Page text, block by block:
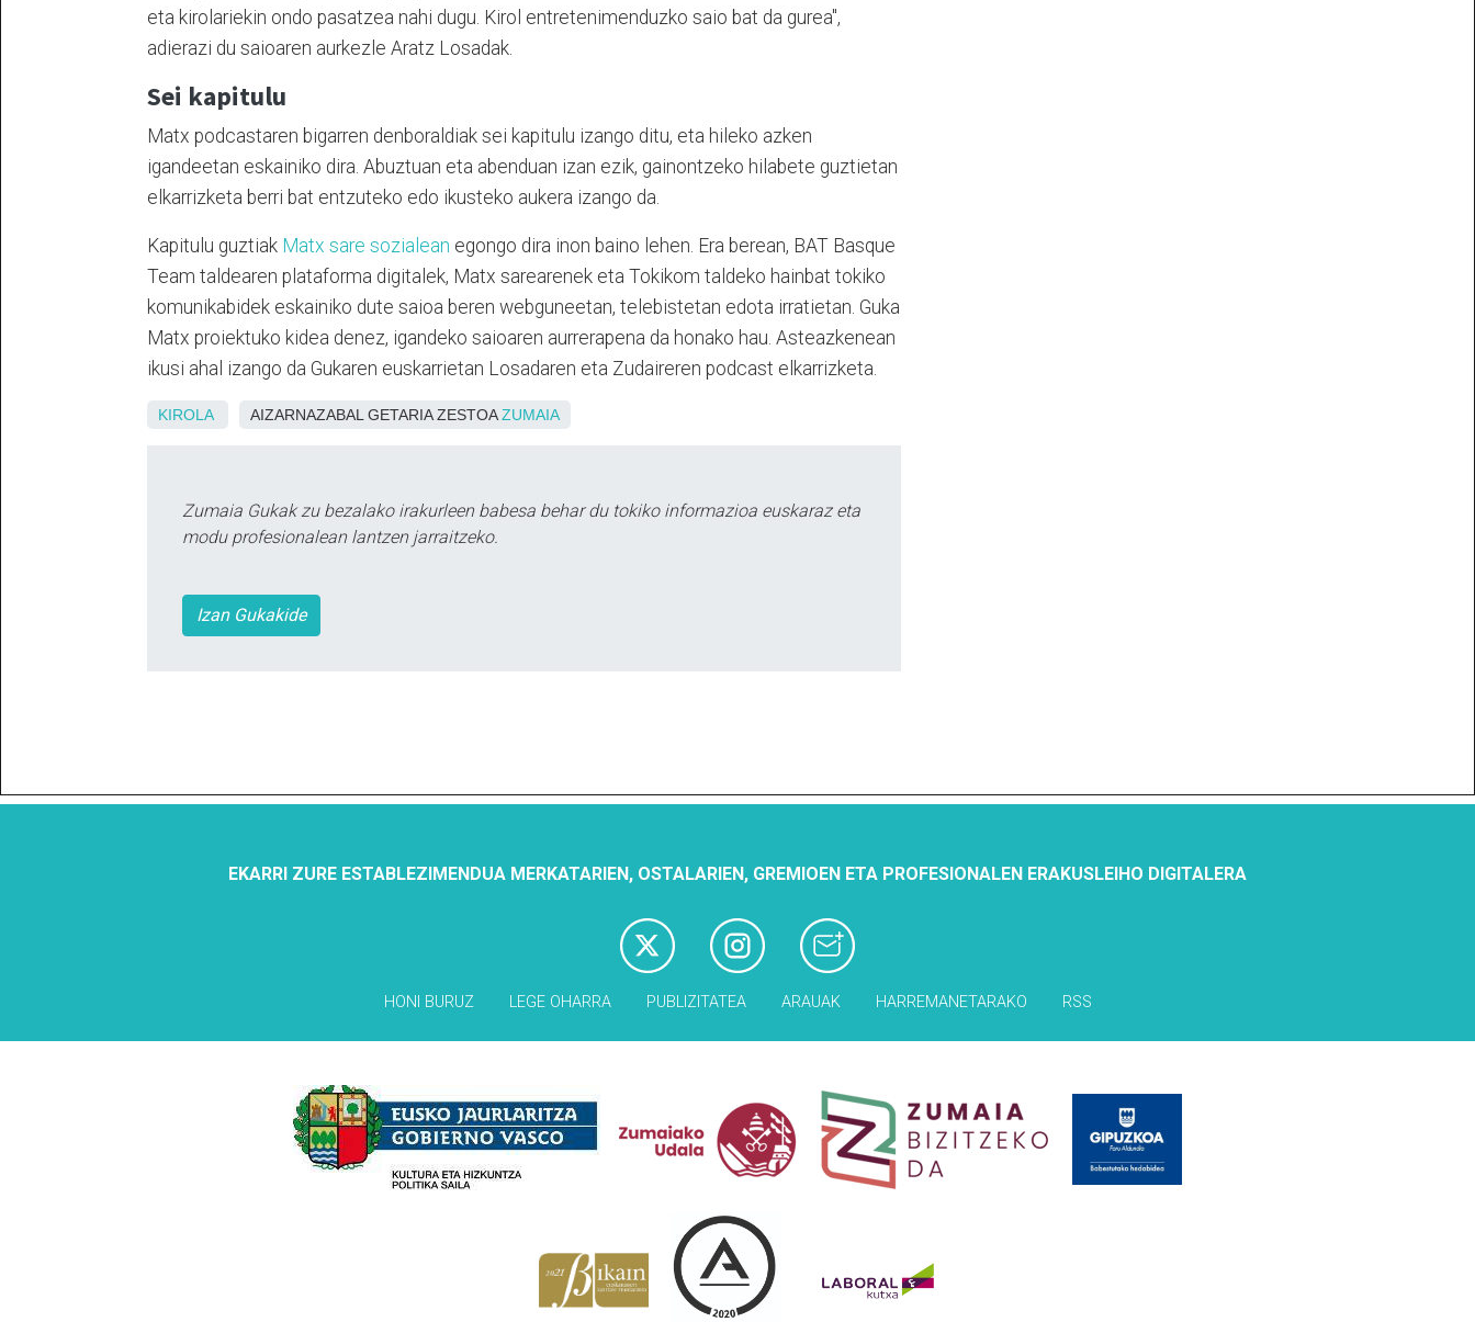
eta kirolariekin ondo pasatzea nahi dugu. Kirol entretenimenduzko saio bat da gurea",
adierazi du saioaren aurkezle Aratz Losadak.
Sei kapitulu
Matx podcastaren bigarren denboraldiak sei kapitulu izango ditu, eta hileko azken
igandeetan eskainiko dira. Abuztuan eta abenduan izan ezik, gainontzeko hilabete guztietan
elkarrizketa berri bat entzuteko edo ikusteko aukera izango da.
Kapitulu guztiak Matx sare sozialean egongo dira inon baino lehen. Era berean, BAT Basque
Team taldearen plataforma digitalek, Matx sarearenek eta Tokikom taldeko hainbat tokiko
komunikabidek eskainiko dute saioa beren webguneetan, telebistetan edota irratietan. Guka
Matx proiektuko kidea denez, igandeko saioaren aurrerapena da honako hau. Asteazkenean
ikusi ahal izango da Gukaren euskarrietan Losadaren eta Zudaireren podcast elkarrizketa.
KIROLA AIZARNAZABAL GETARIA ZESTOAZUMAIA
Zumaia Gukak zu bezalako irakurleen babesa behar du tokiko informazioa euskaraz eta
modu profesionalean lantzen jarraitzeko.
Izan Gukakide
EKARRI ZURE ESTABLEZIMENDUA MERKATARIEN, OSTALARIEN, GREMIOEN ETA PROFESIONALEN ERAKUSLEIHO DIGITALERA
HONI BURUZ LEGE OHARRA PUBLIZITATEA ARAUAK HARREMANETARAKO RSS